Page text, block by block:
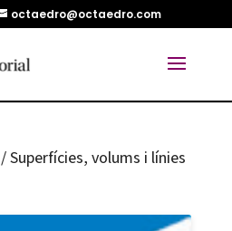
octaedro@octaedro.com
/ Superfícies, volums i línies